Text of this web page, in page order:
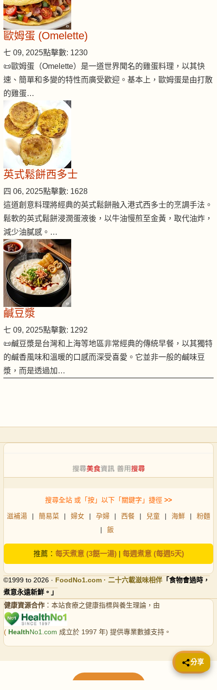
歐姆蛋 (Omelette)
七 09, 2025點擊數: 1230
📜歐姆蛋（Omelette）是一道世界聞名的雞蛋料理，以其快
速、簡單和多變的特性而廣受歡迎。基本上，歐姆蛋是由打散
的雞蛋…
英式鬆餅西多士
四 06, 2025點擊數: 1628
這道創意料理將經典的英式鬆餅融入港式西多士的烹調手法。
鬆軟的英式鬆餅浸潤蛋液後，以牛油慢煎至金黃，取代油炸，
減少油膩感。…
鹹豆漿
七 09, 2025點擊數: 1292
📜鹹豆漿是台灣和上海等地區非常經典的傳統早餐，以其獨特
的鹹香風味和溫暖的口感而深受喜愛。它並非一般的鹹味豆
漿，而是透過加…
搜尋全站 或「按」以下「關鍵字」捷徑 >>
滋補湯 | 簡易菜 | 婦女 | 孕婦 | 西餐 | 兒童 | 海鮮 |
粉麵
|
飯
推薦： 每天煮意 (3餸一湯)| 每週煮意 (每週5天)
©1999 to 2026 · FoodNo1.com · 二十六載滋味相伴 「食物會過時，
煮意永遠新鮮。」
健康資源合作 ：本站食療之健康指標與養生理論，由
( HealthNo1.com 成立於 1997 年) 提供專業數據支持。
📤 分享
分享